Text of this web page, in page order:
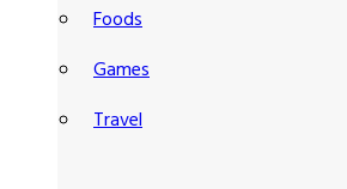
Foods
Games
Travel